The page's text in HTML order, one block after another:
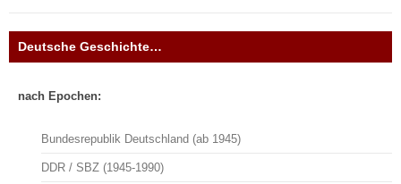
Deutsche Geschichte…
nach Epochen:
Bundesrepublik Deutschland (ab 1945)
DDR / SBZ (1945-1990)